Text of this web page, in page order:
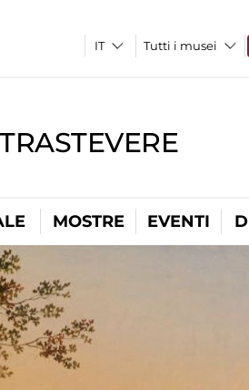
Tutti i musei
MOSTRE EVENTI